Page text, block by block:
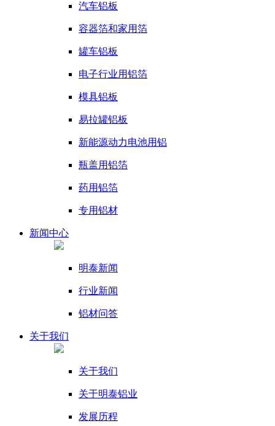
汽车铝板
容器箔和家用箔
罐车铝板
电子行业用铝箔
模具铝板
易拉罐铝板
新能源动力电池用铝
瓶盖用铝箔
药用铝箔
专用铝材
新闻中心
明泰新闻
行业新闻
铝材问答
关于我们
关于我们
关于明泰铝业
发展历程